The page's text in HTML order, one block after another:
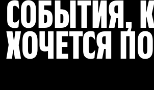
СОБЫТИЯ,
ХОЧЕТСЯ